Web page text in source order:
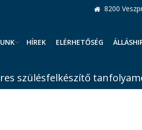
8200
HÍREK ELÉRHETŐSÉG
szülésfelkészítő